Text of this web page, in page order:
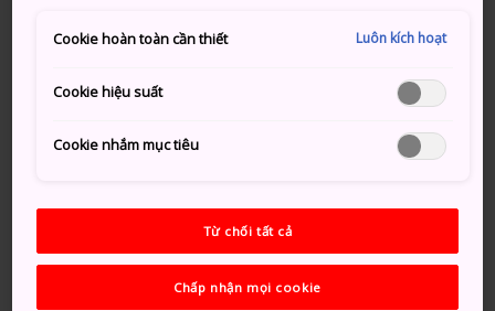
Đừng bỏ lỡ
Đi dạo dọc Sông Aiba vào lúc hoàng hôn
xuân khi hoa anh đào đang nở rộ
Ghé thăm các cửa hàng gốm Hagi yaki dọc
trên đường
Cookie hoàn toàn cần thiết Luôn kích hoạt
Cookie hiệu suất
Cookie nhắm mục tiêu
Từ chối tất cả
Chấp nhận mọi cookie